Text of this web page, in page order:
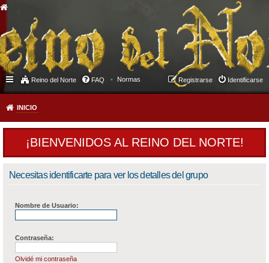
Reino del Norte FAQ Normas Identificarse
Registrarse
INICIO
¡BIENVENIDOS AL REINO DEL NORTE!
Necesitas identificarte para ver los detalles del grupo
Nombre de Usuario:
Contraseña:
Olvidé mi contraseña